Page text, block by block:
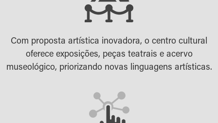
Com proposta artística inovadora, o centro cultural
oferece exposições, peças teatrais e acervo
museológico, priorizando novas linguagens artísticas.